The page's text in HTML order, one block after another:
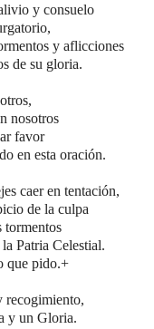
y consuelo
y aflicciones
de su gloria.
nosotros
favor
en esta oración.
caer en tentación,
de la culpa
tormentos
Patria Celestial.
que pido.+
recogimiento,
y un Gloria.